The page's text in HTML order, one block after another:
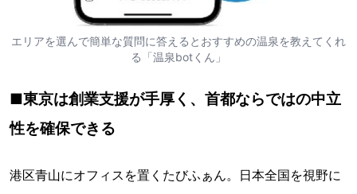
エリアを選んで簡単な質問に答えるとおすすめの温泉を教えてくれ
る「温泉botくん」
■東京は創業支援が手厚く、首都ならではの中立
性を確保できる
港区青山にオフィスを置くたびふぁん。日本全国を視野に